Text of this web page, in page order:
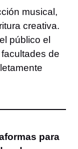
musical,
creativa.
público el
de
para